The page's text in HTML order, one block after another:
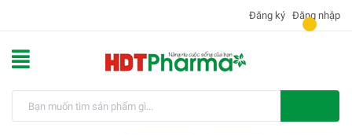
Đăng ký Đăng nhập